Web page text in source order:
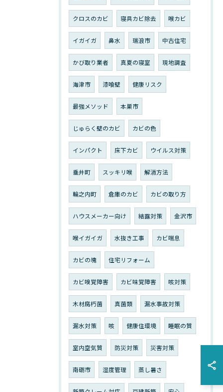
クロスのカビ 寝具カビ除去 喉カビ
イガイガ 鼻水 瑞浪市 中古住宅
かび取り業者 真夏の寝室 現地調査
海津市 漆喰壁 健康リスク
最強メソッド 本巣市
じゅらく壁のカビ カビの色
インパクト 床下カビ ウイルス対策
垂井町 スッキリ喉 解消方法
輪之内町 倉庫のカビ カビの取り方
ハウスメーカー向け 結露対策 金沢市
喉イガイガ 水抜き工事 カビ喘息
カビの塊 住宅リフォーム
カビ嗅覚障害 カビ味覚障害 咳対策
木材腐朽菌 真菌類 漏水事故対策
漏水対策 咳 健康住環境 睡眠の質
室内空気質 防災対策 災害対策
南砺市 湿度管理 蒸し暑さ